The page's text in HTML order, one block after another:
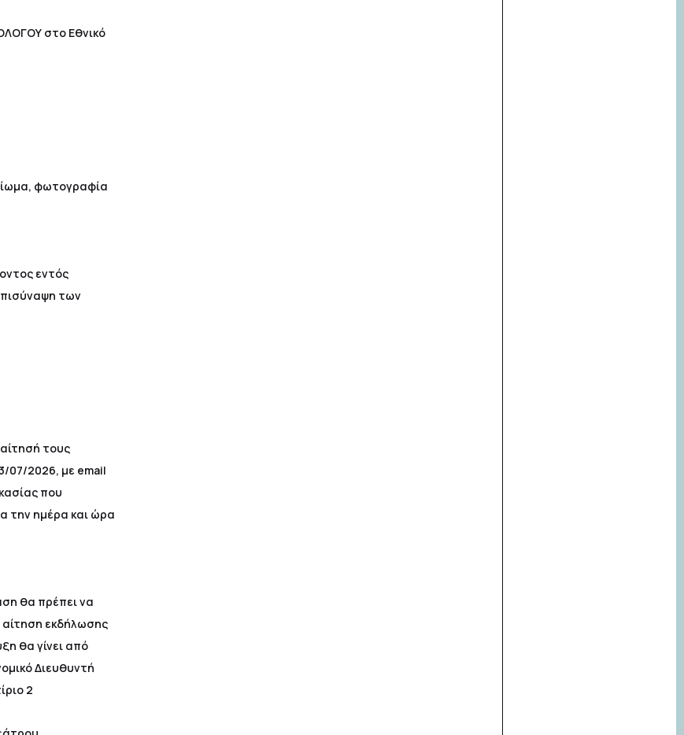
στο Εθνικό
φωτογραφία
εντός
των
τους
07/2026, με email
που
την ημέρα και ώρα
θα πρέπει να
εκδήλωσης
θα γίνει από
Διευθυντή
2